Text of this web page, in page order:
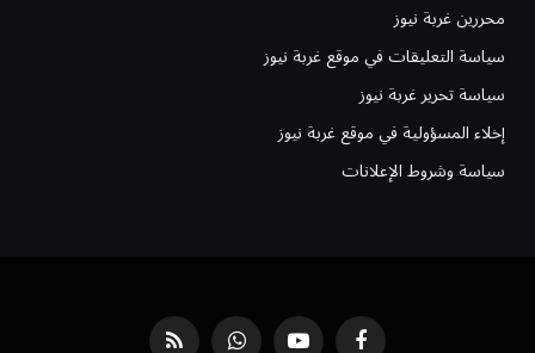
محررين غربة نيوز
سياسة التعليقات في موقع غربة نيوز
سياسة تحرير غربة نيوز
إخلاء المسؤولية في موقع غربة نيوز
سياسة وشروط الإعلانات